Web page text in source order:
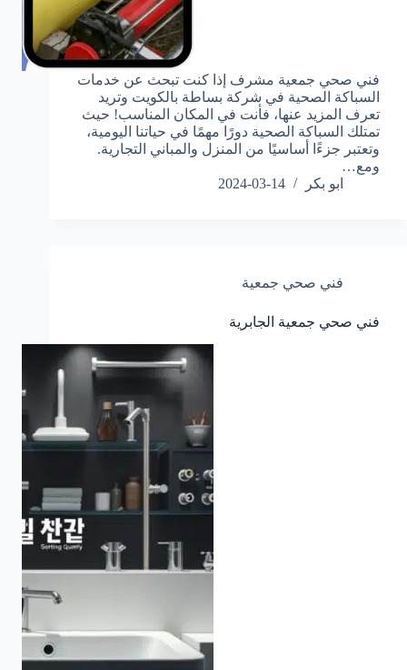
فني صحي جمعية مشرف إذا كنت تبحث عن خدمات
السباكة الصحية في شركة بساطة بالكويت وتريد
تعرف المزيد عنها، فأنت في المكان المناسب! حيث
تمتلك السباكة الصحية دورًا مهمًا في حياتنا اليومية،
وتعتبر جزءًا أساسيًا من المنزل والمباني التجارية.
ومع…
ابو بكر
2024-03-14
فني صحي جمعية
فني صحي جمعية الجابرية